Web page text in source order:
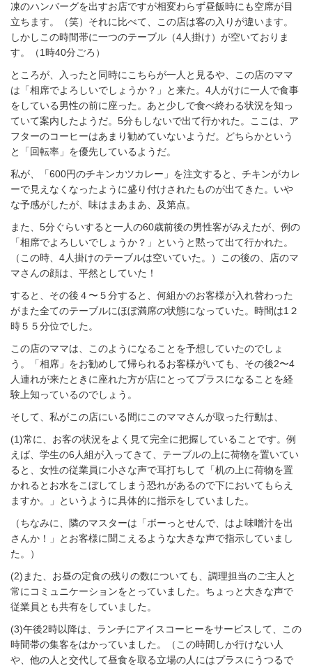
凍のハンバーグを出すお店ですが相変わらず昼飯時にも空席が目
立ちます。（笑）それに比べて、この店は客の入りが違います。
しかしこの時間帯に一つのテーブル（4人掛け）が空いておりま
す。（1時40分ごろ）
ところが、入ったと同時にこちらが一人と見るや、この店のママ
は「相席でよろしいでしょうか？」と来た。4人がけに一人で食事
をしている男性の前に座った。あと少しで食べ終わる状況を知っ
ていて案内したようだ。5分もしないで出て行かれた。ここは、ア
フターのコーヒーはあまり勧めていないようだ。どちらかという
と「回転率」を優先しているようだ。
私が、「600円のチキンカツカレー」を注文すると、チキンがカレ
ーで見えなくなったように盛り付けされたものが出てきた。いや
な予感がしたが、味はまあまあ、及第点。
また、5分ぐらいすると一人の60歳前後の男性客がみえたが、例の
「相席でよろしいでしょうか？」というと黙って出て行かれた。
（この時、4人掛けのテーブルは空いていた。）この後の、店のマ
マさんの顔は、平然としていた！
すると、その後４〜５分すると、何組かのお客様が入れ替わった
がまた全てのテーブルにほぼ満席の状態になっていた。時間は1２
時５５分位でした。
この店のママは、このようになることを予想していたのでしょ
う。「相席」をお勧めして帰られるお客様がいても、その後2〜4
人連れが来たときに座れた方が店にとってプラスになることを経
験上知っているのでしょう。
そして、私がこの店にいる間にこのママさんが取った行動は、
(1)常に、お客の状況をよく見て完全に把握していることです。例
えば、学生の6人組が入ってきて、テーブルの上に荷物を置いてい
ると、女性の従業員に小さな声で耳打ちして「机の上に荷物を置
かれるとお水をこぼしてしまう恐れがあるので下においてもらえ
ますか。」というように具体的に指示をしていました。
（ちなみに、隣のマスターは「ボーっとせんで、はよ味噌汁を出
さんか！」とお客様に聞こえるような大きな声で指示していまし
た。）
(2)また、お昼の定食の残りの数についても、調理担当のご主人と
常にコミュニケーションをとっていました。ちょっと大きな声で
従業員とも共有をしていました。
(3)午後2時以降は、ランチにアイスコーヒーをサービスして、この
時間帯の集客をはかっていました。（この時間しか行けない人
や、他の人と交代して昼食を取る立場の人にはプラスにうつるで